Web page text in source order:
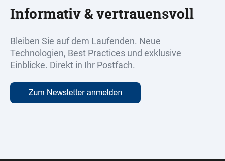
Informativ & vertrauensvoll
Bleiben Sie auf dem Laufenden. Neue
Technologien, Best Practices und exklusive
Einblicke. Direkt in Ihr Postfach.